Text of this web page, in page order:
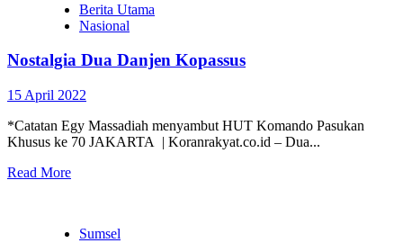
Berita Utama
Nasional
Nostalgia Dua Danjen Kopassus
15 April 2022
*Catatan Egy Massadiah menyambut HUT Komando Pasukan
Khusus ke 70 JAKARTA | Koranrakyat.co.id – Dua...
Read More
Sumsel